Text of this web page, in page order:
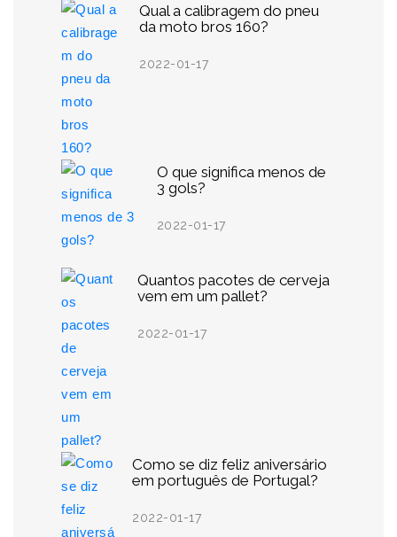
Qual a calibragem do pneu
da moto bros 160?
2022-01-17
O que significa menos de
3 gols?
2022-01-17
Quantos pacotes de cerveja
vem em um pallet?
2022-01-17
Como se diz feliz aniversário
em português de Portugal?
2022-01-17